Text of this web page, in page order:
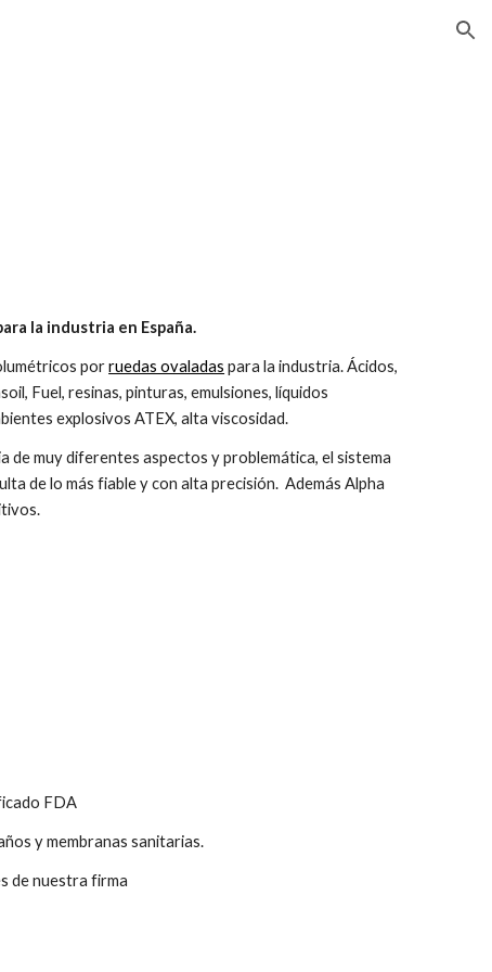
la industria en España.
porruedas ovaladas para la industria. Ácidos,
Fuel, resinas, pinturas, emulsiones, líquidos
explosivos ATEX, alta viscosidad.
de muy diferentes aspectos y problemática, el sistema
de lo más fiable y con alta precisión. Además Alpha
FDA
y membranas sanitarias.
de nuestra firma